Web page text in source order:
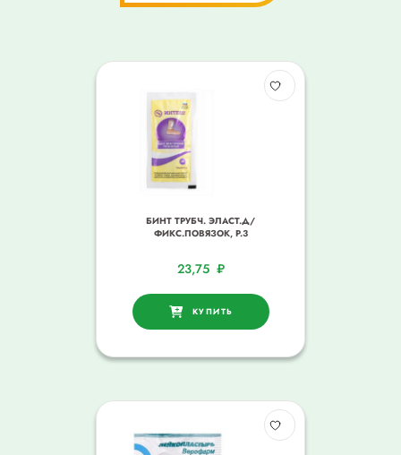
БИНТ ТРУБЧ. ЭЛАСТ.Д/
ФИКС.ПОВЯЗОК, Р.3
23,75 ₽
КУПИТЬ